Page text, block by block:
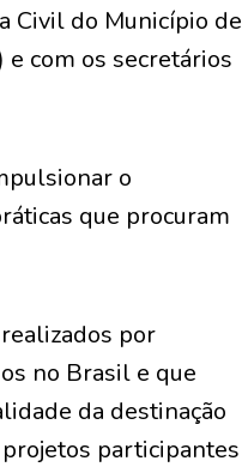
Civil do Município de
com os secretários
o
que procuram
por
no Brasil e que
da destinação
participantes